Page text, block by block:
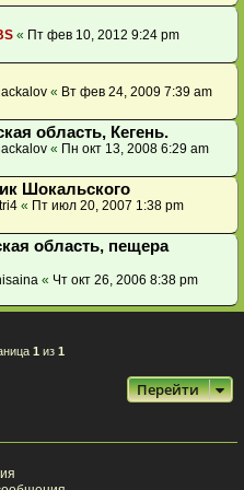
« Пт фев 10, 2012 9:24 pm
« Вт фев 24, 2009 7:39 am
область, Кегень.
« Пн окт 13, 2008 6:29 am
Шокальского
« Пт июл 20, 2007 1:38 pm
область, пещера
« Чт окт 26, 2006 8:38 pm
1 из 1
Перейти